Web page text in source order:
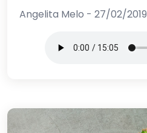
Angelita Melo - 27/02/2019